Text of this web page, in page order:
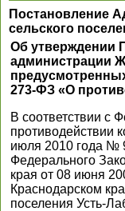
Постановление
сельского
Об утверждении
администрации
273-ФЗ «О
В соответствии с
противодействии
июля 2010 года №
Федерального
края от 08 июня
Краснодарском
поселения Усть-